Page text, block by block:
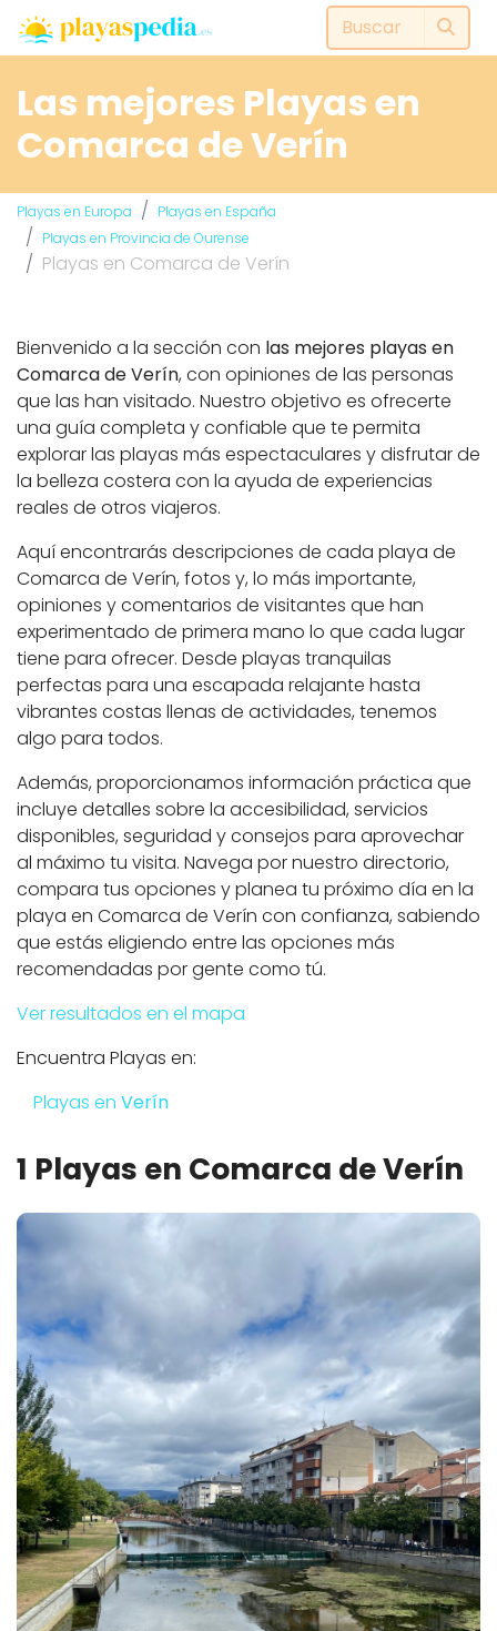
Las mejores Playas en
Comarca de Verín
Playas en Europa
Playas en España
Playas en Provincia de Ourense
Playas en Comarca de Verín
Bienvenido a la sección con las mejores playas en
Comarca de Verín, con opiniones de las personas
que las han visitado. Nuestro objetivo es ofrecerte
una guía completa y confiable que te permita
explorar las playas más espectaculares y disfrutar de
la belleza costera con la ayuda de experiencias
reales de otros viajeros.
Aquí encontrarás descripciones de cada playa de
Comarca de Verín, fotos y, lo más importante,
opiniones y comentarios de visitantes que han
experimentado de primera mano lo que cada lugar
tiene para ofrecer. Desde playas tranquilas
perfectas para una escapada relajante hasta
vibrantes costas llenas de actividades, tenemos
algo para todos.
Además, proporcionamos información práctica que
incluye detalles sobre la accesibilidad, servicios
disponibles, seguridad y consejos para aprovechar
al máximo tu visita. Navega por nuestro directorio,
compara tus opciones y planea tu próximo día en la
playa en Comarca de Verín con confianza, sabiendo
que estás eligiendo entre las opciones más
recomendadas por gente como tú.
Ver resultados en el mapa
Encuentra Playas en:
Playas en Verín
1 Playas en Comarca de Verín